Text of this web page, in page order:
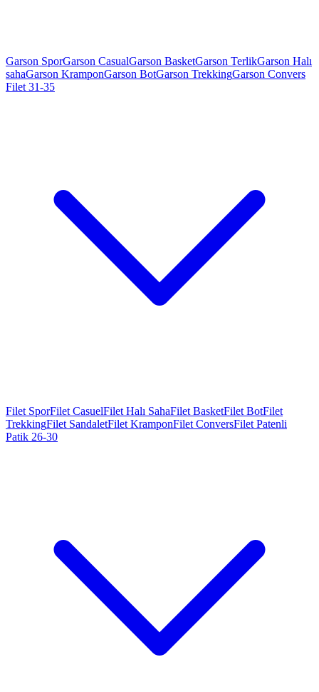
Garson SporGarson CasualGarson BasketGarson TerlikGarson Halı
sahaGarson KramponGarson BotGarson TrekkingGarson Convers
Filet 31-35
Filet SporFilet CasuelFilet Halı SahaFilet BasketFilet BotFilet
TrekkingFilet SandaletFilet KramponFilet ConversFilet Patenli
Patik 26-30